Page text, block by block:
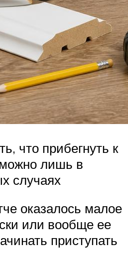
что прибегнуть к
лишь в
случаях
оказалось малое
или вообще ее
приступать